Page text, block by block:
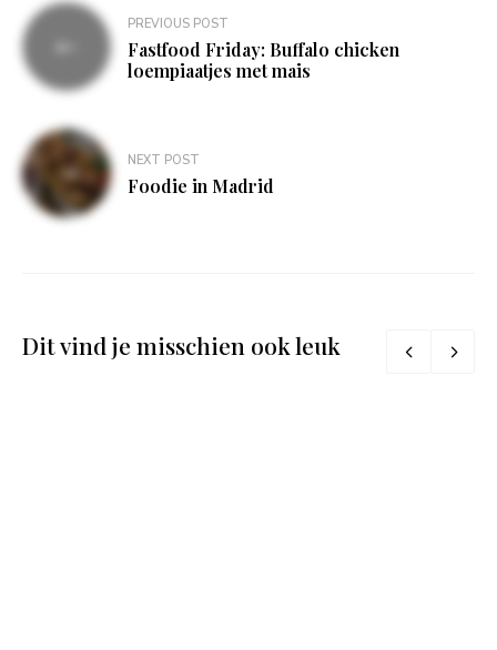
Bericht
navigatie
PREVIOUS POST
Fastfood Friday: Buffalo chicken
loempiaatjes met mais
NEXT POST
Foodie in Madrid
Dit vind je misschien ook leuk